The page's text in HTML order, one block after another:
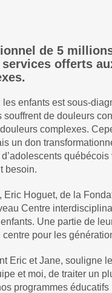
de 5
offerts
enfants est sous-
de douleurs
complexes.
un don
besoin.
Eric Hoguet, de la
Centre
enfants. Une partie de
pour les
Eric et Jane, souligne
et moi, de traiter un
programmes